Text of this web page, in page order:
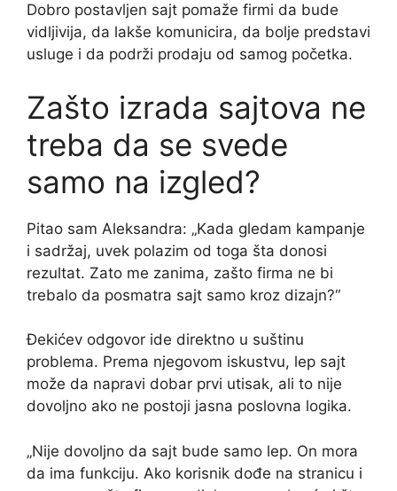
Dobro postavljen sajt pomaže firmi da bude
vidljivija, da lakše komunicira, da bolje predstavi
usluge i da podrži prodaju od samog početka.
Zašto izrada sajtova ne
treba da se svede
samo na izgled?
Pitao sam Aleksandra: „Kada gledam kampanje
i sadržaj, uvek polazim od toga šta donosi
rezultat. Zato me zanima, zašto firma ne bi
trebalo da posmatra sajt samo kroz dizajn?“
Đekićev odgovor ide direktno u suštinu
problema. Prema njegovom iskustvu, lep sajt
može da napravi dobar prvi utisak, ali to nije
dovoljno ako ne postoji jasna poslovna logika.
„Nije dovoljno da sajt bude samo lep. On mora
da ima funkciju. Ako korisnik dođe na stranicu i